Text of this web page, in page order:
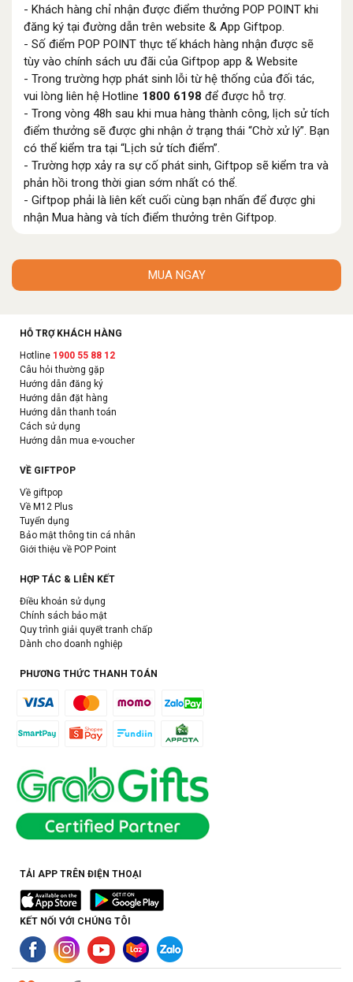
- Khách hàng chỉ nhận được điểm thưởng POP POINT khi
đăng ký tại đường dẫn trên website & App Giftpop.
- Số điểm POP POINT thực tế khách hàng nhận được sẽ
tùy vào chính sách ưu đãi của Giftpop app & Website
- Trong trường hợp phát sinh lỗi từ hệ thống của đối tác,
vui lòng liên hệ Hotline 1800 6198 để được hỗ trợ.
- Trong vòng 48h sau khi mua hàng thành công, lịch sử tích
điểm thưởng sẽ được ghi nhận ở trạng thái “Chờ xử lý”. Bạn
có thể kiểm tra tại “Lịch sử tích điểm”.
- Trường hợp xảy ra sự cố phát sinh, Giftpop sẽ kiểm tra và
phản hồi trong thời gian sớm nhất có thể.
- Giftpop phải là liên kết cuối cùng bạn nhấn để được ghi
nhận Mua hàng và tích điểm thưởng trên Giftpop.
MUA NGAY
HỖ TRỢ KHÁCH HÀNG
Hotline 1900 55 88 12
Câu hỏi thường gặp
Hướng dẫn đăng ký
Hướng dẫn đặt hàng
Hướng dẫn thanh toán
Cách sử dụng
Hướng dẫn mua e-voucher
VỀ GIFTPOP
Về giftpop
Về M12 Plus
Tuyển dụng
Bảo mật thông tin cá nhân
Giới thiệu về POP Point
HỢP TÁC & LIÊN KẾT
Điều khoản sử dụng
Chính sách bảo mật
Quy trình giải quyết tranh chấp
Dành cho doanh nghiệp
PHƯƠNG THỨC THANH TOÁN
TẢI APP TRÊN ĐIỆN THOẠI
KẾT NỐI VỚI CHÚNG TÔI